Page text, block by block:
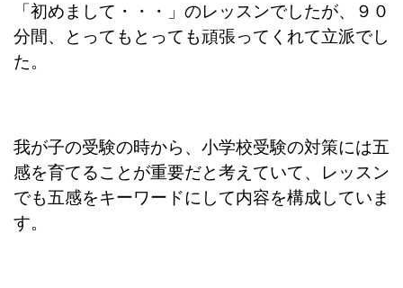
「初めまして・・・」のレッスンでしたが、９０
分間、とってもとっても頑張ってくれて立派でし
た。
我が子の受験の時から、小学校受験の対策には五
感を育てることが重要だと考えていて、レッスン
でも五感をキーワードにして内容を構成していま
す。